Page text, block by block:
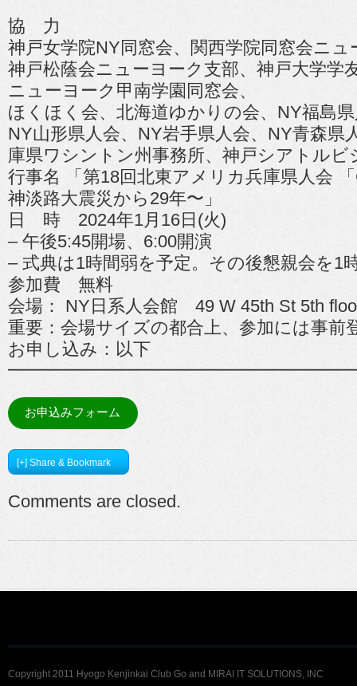
協 力
神戸女学院NY同窓会、関西学院同窓会ニュ
神戸松蔭会ニューヨーク支部、神戸大学学
ニューヨーク甲南学園同窓会、
ほくほく会、北海道ゆかりの会、NY福島
NY山形県人会、NY岩手県人会、NY青森県
庫県ワシントン州事務所、神戸シアトル
行事名 「第18回北東アメリカ兵庫県人会
神淡路大震災から29年〜」
日 時 2024年1月16日(火)
– 午後5:45開場、6:00開演
– 式典は1時間弱を予定。その後懇親会を1
参加費 無料
会場： NY日系人会館 49 W 45th St 5th
重要：会場サイズの都合上、参加には事前
お申し込み：以下
お申込みフォーム
[+] Share & Bookmark
Comments are closed.
Copyright 2011 Hyogo Kenjinkai Club Go and MIRAI IT SOLUTIONS, INC